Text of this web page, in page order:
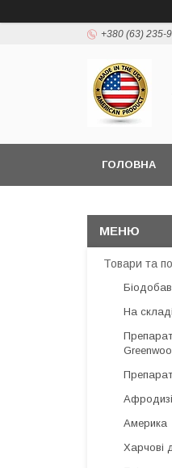
+380 (63) 235-
ГОЛОВНА
Товари та
На складі
Америка
Харчові